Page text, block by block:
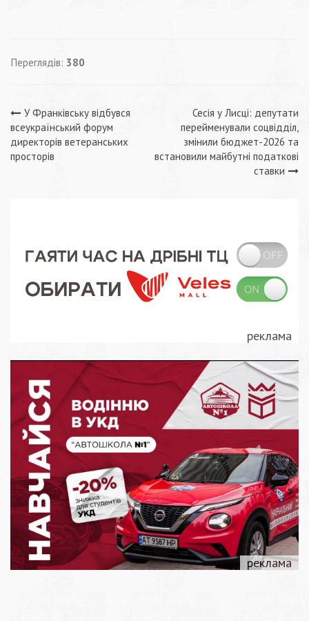
Переглядів: 380
Навігація
записів
У Франківську відбувся
всеукраїнський форум
директорів ветеранських
просторів
Сесія у Лисці: депутати
перейменували соцвідділ,
змінили бюджет-2026 та
встановили майбутні податкові
ставки